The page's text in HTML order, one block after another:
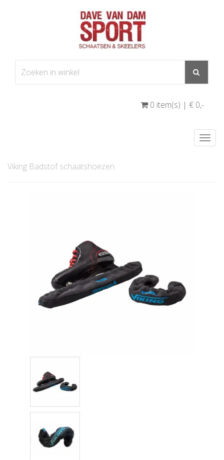
0 item(s) | € 0,-
Viking Badstof schaatshoezen